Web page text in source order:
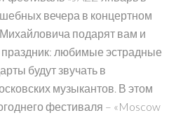
вечера в концертном
подарят вам и
любимые эстрадные
будут звучать в
музыкантов. В этом
фестиваля – «Moscow